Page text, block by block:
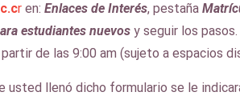
ren: Enlaces de Interés, pestaña
estudiantes nuevos y seguir los
de las 9:00 am (sujeto a espacios
usted llenó dicho formulario se le